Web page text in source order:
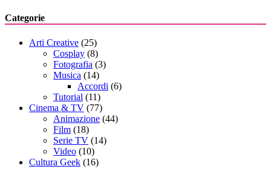
Categorie
Arti Creative (25)
Cosplay (8)
Fotografia (3)
Musica (14)
Accordi (6)
Tutorial (11)
Cinema & TV (77)
Animazione (44)
Film (18)
Serie TV (14)
Video (10)
Cultura Geek (16)